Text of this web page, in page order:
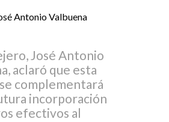
José Antonio
aclaró que esta
complementará
incorporación
efectivos al